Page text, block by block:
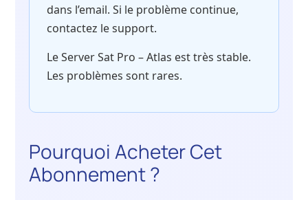
dans l’email. Si le problème continue,
contactez le support.
Le Server Sat Pro – Atlas est très stable.
Les problèmes sont rares.
Pourquoi Acheter Cet
Abonnement ?